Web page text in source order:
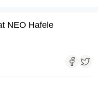
NEO Hafele